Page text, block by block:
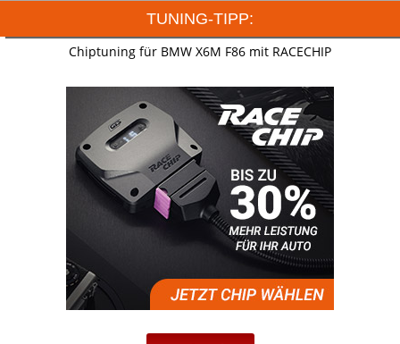
TUNING-TIPP:
Chiptuning für BMW X6M F86 mit RACECHIP